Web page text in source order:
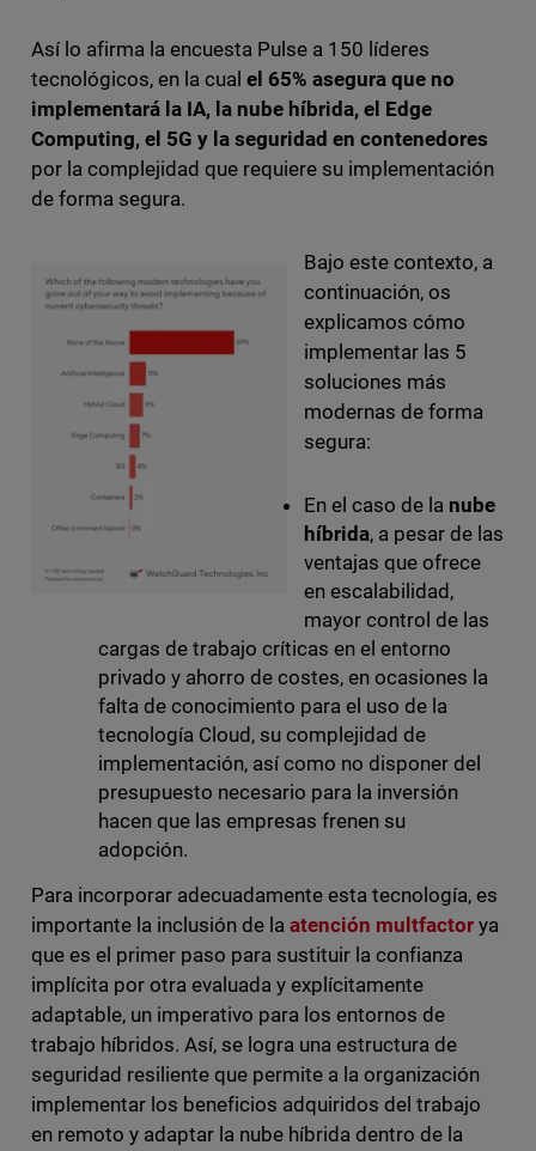
Así lo afirma la encuesta Pulse a 150 líderes
tecnológicos, en la cual el 65% asegura que no
implementará la IA, la nube híbrida, el Edge
Computing, el 5G y la seguridad en contenedores
por la complejidad que requiere su implementación
de forma segura.
Bajo este contexto, a
continuación, os
explicamos cómo
implementar las 5
soluciones más
modernas de forma
segura:
En el caso de la nube
híbrida, a pesar de las
ventajas que ofrece
en escalabilidad,
mayor control de las
cargas de trabajo críticas en el entorno
privado y ahorro de costes, en ocasiones la
falta de conocimiento para el uso de la
tecnología Cloud, su complejidad de
implementación, así como no disponer del
presupuesto necesario para la inversión
hacen que las empresas frenen su
adopción.
Para incorporar adecuadamente esta tecnología, es
importante la inclusión de la atención multfactor ya
que es el primer paso para sustituir la confianza
implícita por otra evaluada y explícitamente
adaptable, un imperativo para los entornos de
trabajo híbridos. Así, se logra una estructura de
seguridad resiliente que permite a la organización
implementar los beneficios adquiridos del trabajo
en remoto y adaptar la nube híbrida dentro de la